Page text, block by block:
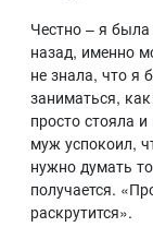
Честно – я
назад, именно
не знала, что я
заниматься,
просто стояла
муж успокоил,
нужно думать
получается.
раскрутится».